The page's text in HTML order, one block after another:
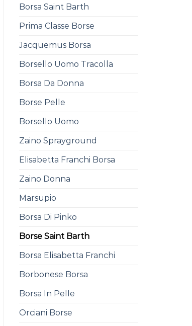
Borsa Saint Barth
Prima Classe Borse
Jacquemus Borsa
Borsello Uomo Tracolla
Borsa Da Donna
Borse Pelle
Borsello Uomo
Zaino Sprayground
Elisabetta Franchi Borsa
Zaino Donna
Marsupio
Borsa Di Pinko
Borse Saint Barth
Borsa Elisabetta Franchi
Borbonese Borsa
Borsa In Pelle
Orciani Borse